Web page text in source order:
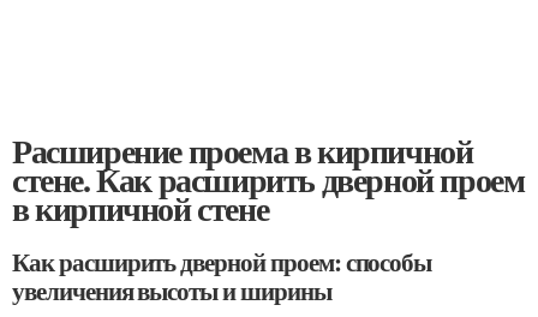
Расширение проема в кирпичной
стене. Как расширить дверной проем
в кирпичной стене
Как расширить дверной проем: способы
увеличения высоты и ширины